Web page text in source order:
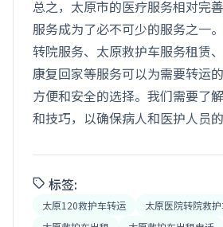
总之，太原市的医疗服务相对完
服务成为了必不可少的服务之一
转院服务、太原救护车服务租赁
康复回家等服务可以为需要转运
方便和安全的选择。我们需要了
和技巧，以确保病人和医护人员的
标签:
太原120救护车转运 太原医院转院救